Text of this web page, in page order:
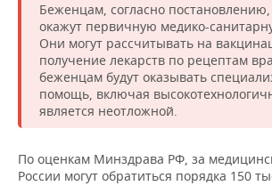
ВОЛЕЙБОЛ
КИБЕРСПОРТ
ФИГУРНОЕ КАТАНИЕ
ВОДНЫЕ ВИДЫ СПОРТА
ИСТОРИЯ
КУЛЬТУРА
МЕДИЦИНА
ОБРАЗОВАНИЕ
СПИСОК ПЕРСОН
СПИСОК КОМПАНИЙ
ПОЛНАЯ ВЕРСИЯ
Беженцам, согласно
окажут первичную медико-
Они могут рассчитывать на
получение лекарств по рецептам
беженцам будут оказывать
помощь, включая
является неотложной.
По оценкам Минздрава РФ, за
России могут обратиться порядка 150